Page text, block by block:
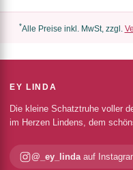
*Alle Preise inkl. MwSt, zzgl.
EY LINDA
Die kleine Schatztruhe voller
im Herzen Lindens, dem
@_ey_lindaauf